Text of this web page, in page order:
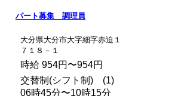
パート募集 調理員
大分県大分市大字細字赤迫１
７１８－１
時給 954円〜954円
交替制(シフト制) (1)
06時45分〜10時15分